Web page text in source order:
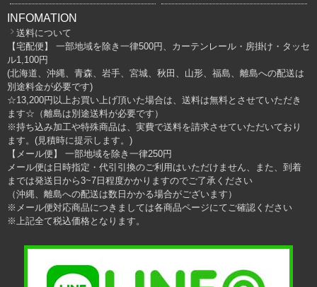
INFOMATION
送料について
【宅配便】 一部地域を除き一律500円、カーテンレール・房掛け・タッセ
ル1,100円
(北海道、沖縄、青森、岩手、宮城、秋田、山形、福島、離島への配送は
別途料金が必要です)
☆13,200円以上お買い上げ頂いた場合は、送料は無料とさせていただき
ます☆（離島は別途送料が必要です）
※持ち込み加工や特殊商品は、実費で送料を請求させていただいており
ます。(見積時に提示します。)
【メール便】 一部地域を除き一律250円
メール便は日時指定・代引引換のご利用はいただけません、また、到着
までは発送日から3~7日程度かかりますのでご了承ください
（沖縄、離島への配送は数日かかる場合がございます）
※メール便対応商品につきましては各商品ページにてご確認ください
※上記全て税込価格となります。